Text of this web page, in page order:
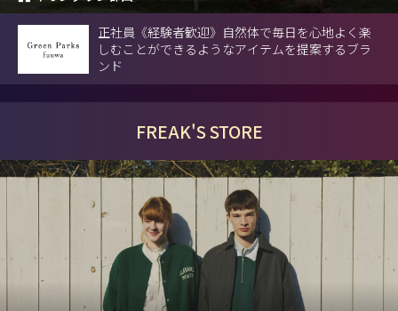
正社員《経験者歓迎》自然体で毎日を心地よく楽
しむことができるようなアイテムを提案するブラ
ンド
FREAK'S STORE